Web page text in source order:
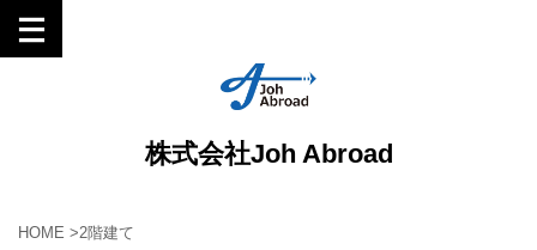
株式会社Joh Abroad
HOME >2階建て